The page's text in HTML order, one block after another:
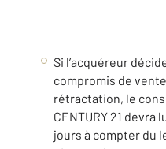
Si l’acquéreur
compromis de
rétractation, le
CENTURY 21
jours à compter du